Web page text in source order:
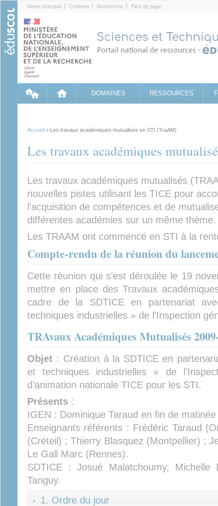
Menu principal Contenu Recherche Pied de page
DOMAINES RESSOURCES
Accueil > Les travaux académiques mutualisés en STI (TraAM)
Les travaux académiques
Les travaux académiques mutualisés
nouvelles pistes utilisant les TICE pour
l’acquisition de compétences et de
différentes académies sur un même thème.
Les TRAAM ont commencé en STI à la
Compte-rendu de la réunion du
Cette réunion qui s'est déroulée le 19
mettre en place des Travaux
cadre de la SDTICE en partenariat
techniques industrielles » de l'Inspection
TRAvaux Académiques Mutualisés
Objet : Création à la SDTICE en
et techniques industrielles » de
d’animation nationale TICE pour les STI.
Présents :
IGEN : Dominique Taraud en fin de
Enseignants référents : Frédéric Taraud
(Créteil) ; Thierry Blasquez (Montpellier) ;
Le Gall Marc (Rennes).
SDTICE : Josué Malatchoumy, Michelle
Tanguy.
1. Ordre du jour